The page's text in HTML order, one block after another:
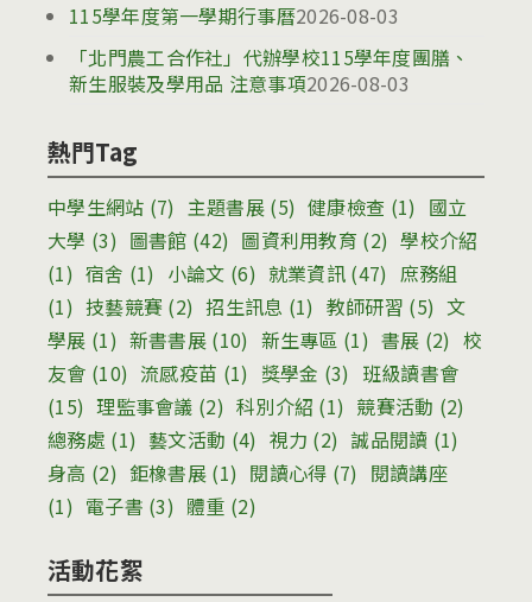
115學年度第一學期行事曆2026-08-03
「北門農工合作社」代辦學校115學年度團膳、
新生服裝及學用品 注意事項2026-08-03
熱門Tag
中學生網站 (7) 主題書展(5) 健康檢查 (1) 國立
大學 (3) 圖書館 (42) 圖資利用教育 (2) 學校介紹
(1) 宿舍 (1) 小論文 (6) 就業資訊 (47) 庶務組
(1) 技藝競賽 (2) 招生訊息 (1) 教師研習 (5) 文
學展 (1) 新書書展 (10) 新生專區 (1) 書展 (2) 校
友會 (10) 流感疫苗 (1) 獎學金 (3) 班級讀書會
(15) 理監事會議 (2) 科別介紹 (1) 競賽活動 (2)
總務處 (1) 藝文活動 (4) 視力 (2) 誠品閱讀 (1)
身高 (2) 鉅橡書展 (1) 閱讀心得 (7) 閱讀講座
(1) 電子書 (3) 體重 (2)
活動花絮